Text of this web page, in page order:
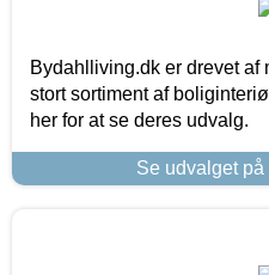
Bydahlliving.dk er drevet af
stort sortiment af
her for at se deres udvalg.
Se udvalget